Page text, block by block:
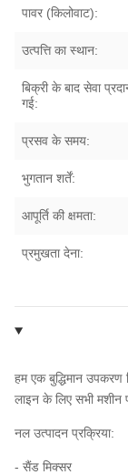
पावर (किलोवाट):
उत्पत्ति का स्थान:
बिक्री के बाद सेवा
गई:
प्रसव के समय:
भुगतान शर्तें:
आपूर्ति की क्षमता:
प्रमुखता देना:
हम एक बुद्धिमान
लाइन के लिए सभी मशीन
नल उत्पादन प्रक्रिया:
- सैंड मिक्सर